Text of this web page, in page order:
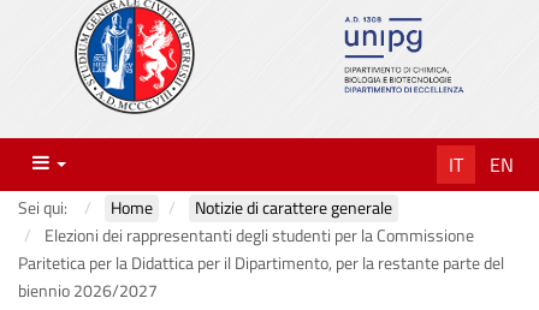
Menu IT EN
Sei qui: Home
Notizie di carattere generale
Elezioni dei rappresentanti degli studenti per la Commissione
Paritetica per la Didattica per il Dipartimento, per la restante parte del
biennio 2026/2027